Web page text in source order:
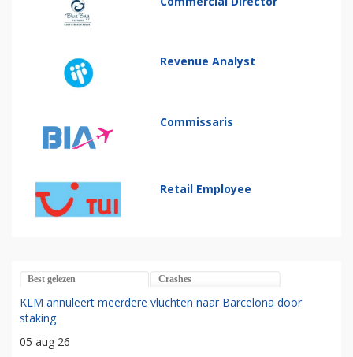
Revenue Analyst
Commissaris
Retail Employee
Best gelezen Crashes
KLM annuleert meerdere vluchten naar Barcelona door
staking
05 aug 26